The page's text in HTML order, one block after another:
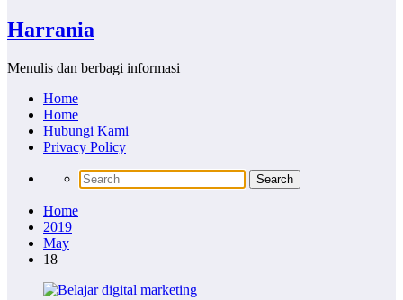
Harrania
Menulis dan berbagi informasi
Home
Home
Hubungi Kami
Privacy Policy
Home
2019
May
18